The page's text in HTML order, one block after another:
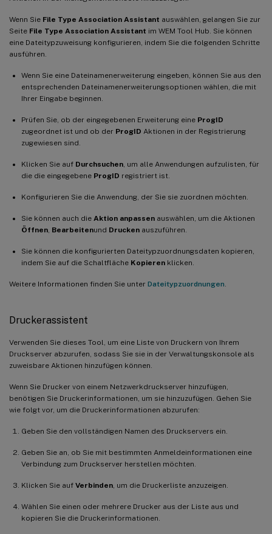
Wenn Sie File Type Association Assistant auswählen, gelangen Sie zur
Seite File Type Association Assistant im WEM Tool Hub. Sie können
eine Dateitypzuweisung konfigurieren, indem Sie die folgenden Schritte
ausführen.
Wenn Sie eine Dateinamenerweiterung eingeben, können Sie aus den
entsprechenden Dateinamenerweiterungsoptionen wählen, die mit
Ihrer Eingabe beginnen.
Prüfen Sie, ob der eingegebenen Erweiterung eine ProgID
zugeordnet ist und ob der ProgID Aktionen in der Registrierung
zugewiesen sind.
Klicken Sie auf Durchsuchen , um alle Anwendungen aufzulisten, für
die die eingegebene ProgID registriert ist.
Konfigurieren Sie die Anwendung, der Sie sie zuordnen möchten.
Sie können auch die Aktion anpassen auswählen, um die Aktionen
Öffnen Bearbeitenund Drucken auszuführen.
Sie können die konfigurierten Dateitypzuordnungsdaten kopieren,
indem Sie auf die Schaltfläche Kopieren klicken.
Weitere Informationen finden Sie unter Dateitypzuordnungen
Druckerassistent
Verwenden Sie dieses Tool, um eine Liste von Druckern von Ihrem
Druckserver abzurufen, sodass Sie sie in der Verwaltungskonsole als
zuweisbare Aktionen hinzufügen können.
Wenn Sie Drucker von einem Netzwerkdruckserver hinzufügen,
benötigen Sie Druckerinformationen, um sie hinzuzufügen. Gehen Sie
wie folgt vor, um die Druckerinformationen abzurufen:
Geben Sie den vollständigen Namen des Druckservers ein.
Geben Sie an, ob Sie mit bestimmten Anmeldeinformationen eine
Verbindung zum Druckserver herstellen möchten.
Klicken Sie auf Verbinden , um die Druckerliste anzuzeigen.
Wählen Sie einen oder mehrere Drucker aus der Liste aus und
kopieren Sie die Druckerinformationen.